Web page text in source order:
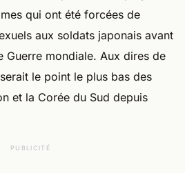
qui ont été forcées de
aux soldats japonais avant
Guerre mondiale. Aux dires de
le point le plus bas des
et la Corée du Sud depuis
PUBLICITÉ